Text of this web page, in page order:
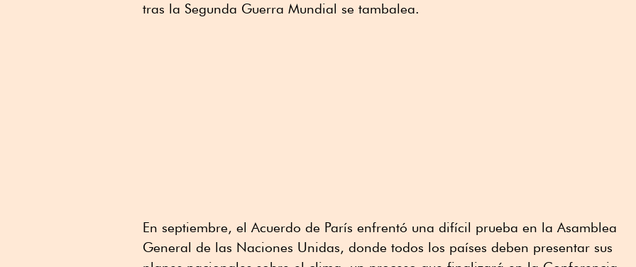
tras la Segunda Guerra Mundial se tambalea.
En septiembre, el Acuerdo de París enfrentó una difícil prueba en la Asamblea
General de las Naciones Unidas, donde todos los países deben presentar sus